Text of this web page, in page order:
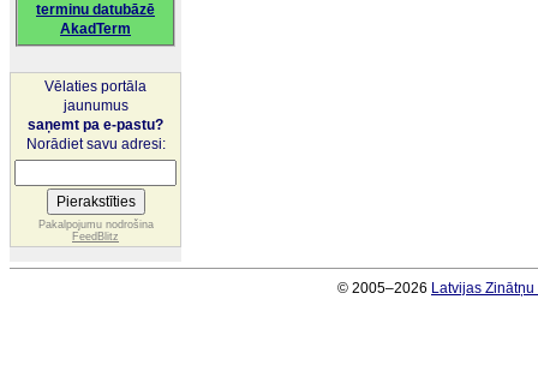
terminu datubāzē
AkadTerm
Vēlaties portāla
jaunumus
saņemt pa e-pastu?
Norādiet savu adresi:
Pakalpojumu nodrošina
FeedBlitz
© 2005–2026 Latvijas